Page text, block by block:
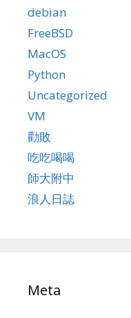
debian
FreeBSD
MacOS
Python
Uncategorized
VM
勸敗
吃吃喝喝
師大附中
浪人日誌
Meta